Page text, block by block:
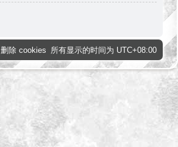
所有显示的时间为 UTC+08:00
删除 cookies